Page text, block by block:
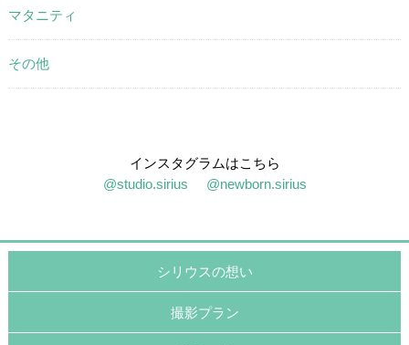
マタニティ
その他
インスタグラムはこちら
@studio.sirius
@newborn.sirius
シリウスの想い
撮影プラン